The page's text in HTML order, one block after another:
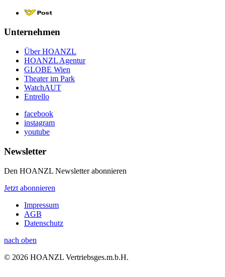
Unternehmen
Über HOANZL
HOANZL Agentur
GLOBE Wien
Theater im Park
WatchAUT
Entrello
facebook
instagram
youtube
Newsletter
Den HOANZL Newsletter abonnieren
Jetzt abonnieren
Impressum
AGB
Datenschutz
nach oben
© 2026 HOANZL Vertriebsges.m.b.H.